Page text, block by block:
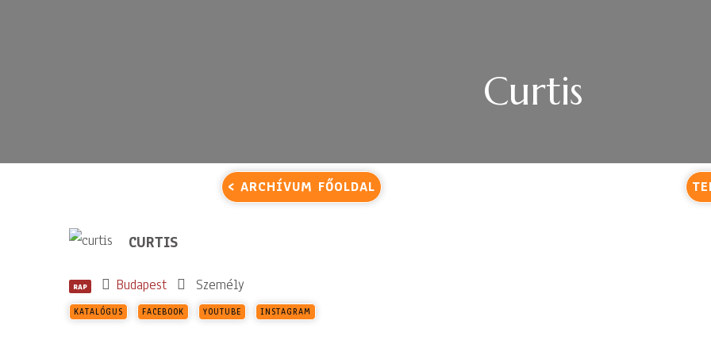
Curtis
< ARCHÍVUM FŐOLDAL
CURTIS
RAP Budapest Személy
KATALÓGUS FACEBOOK YOUTUBE INSTAGRAM